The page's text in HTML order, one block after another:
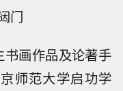
门
画作品及论著手
师范大学启功学